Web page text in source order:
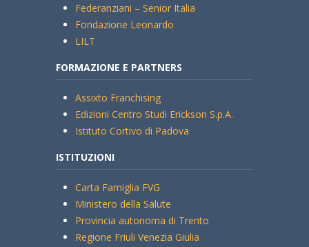
Federanziani – Senior Italia
Fondazione Leonardo
LILT
FORMAZIONE E PARTNERS
Assixto Franchising
Edizioni Centro Studi Erickson S.p.A.
Istituto Cortivo di Padova
ISTITUZIONI
Carta Famiglia FVG
Ministero della Salute
Provincia autonoma di Trento
Regione Friuli Venezia Giulia